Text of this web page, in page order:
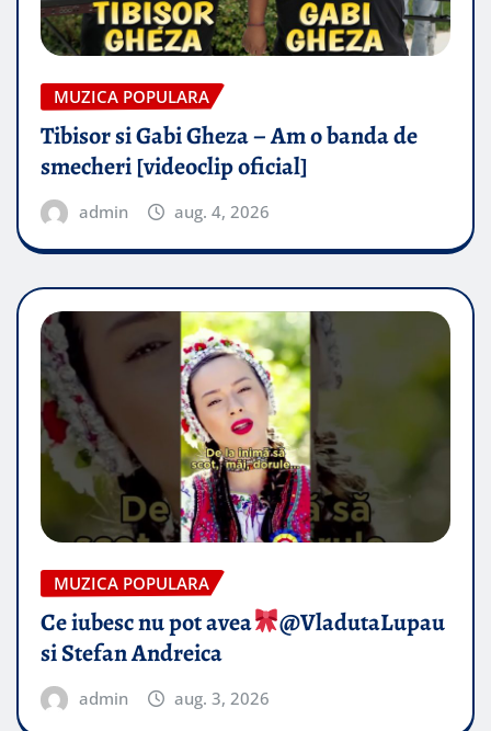
MUZICA POPULARA
Tibisor si Gabi Gheza – Am o banda de
smecheri [videoclip oficial]
admin aug. 4, 2026
MUZICA POPULARA
Ce iubesc nu pot avea
​@VladutaLupau
si Stefan Andreica
admin aug. 3, 2026